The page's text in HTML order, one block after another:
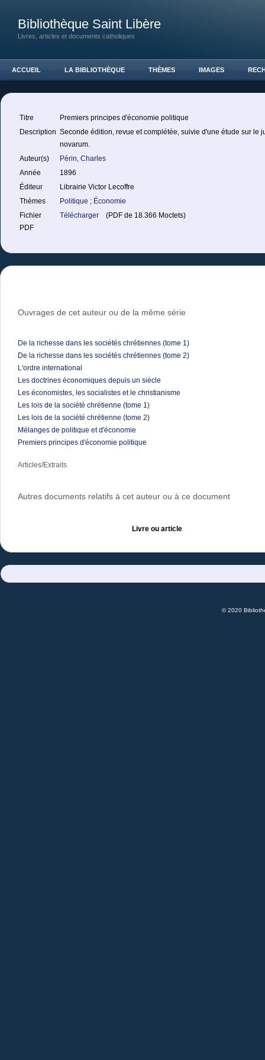
Bibliothèque Saint Libère
Livres, articles et documents catholiques
ACCUEIL LA BIBLIOTHÈQUE THÈMES IMAGES
Titre
Premiers principes d'économie politique
Description Seconde édition, revue et complétée, suivie d'une étude sur le
novarum.
Auteur(s)
Périn, Charles
Année
1896
Éditeur
Librairie Victor Lecoffre
Thèmes
Politique ; Économie
Fichier
PDF
Télécharger (PDF de 18.366 Moctets)
Ouvrages de cet auteur ou de la même série
De la richesse dans les sociétés chrétiennes (tome 1)
De la richesse dans les sociétés chrétiennes (tome 2)
L'ordre international
Les doctrines économiques depuis un siècle
Les économistes, les socialistes et le christianisme
Les lois de la société chrétienne (tome 1)
Les lois de la société chrétienne (tome 2)
Mélanges de politique et d'économie
Premiers principes d'économie politique
Articles/Extraits
Autres documents relatifs à cet auteur ou à ce document
Livre ou article
© 2020